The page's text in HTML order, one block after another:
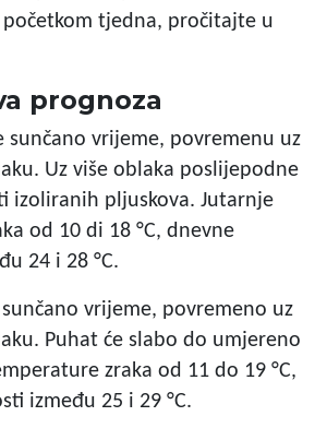
tjedna, pročitajte u
prognoza
sunčano vrijeme, povremenu uz
Uz više oblaka poslijepodne
izoliranih pljuskova. Jutarnje
od 10 di 18 °C, dnevne
24 i 28 °C.
vrijeme, povremeno uz
Puhat će slabo do umjereno
zraka od 11 do 19 °C,
između 25 i 29 °C.